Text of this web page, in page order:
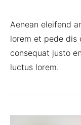
Aenean eleifend
lorem et pede dis
consequat justo
luctus lorem.